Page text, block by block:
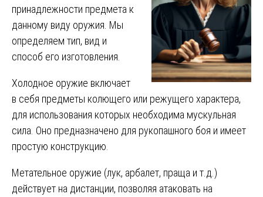
принадлежности предмета к
данному виду оружия. Мы
определяем тип, вид и
способ его изготовления.
Холодное оружие включает
в себя предметы колющего или режущего характера,
для использования которых необходима мускульная
сила. Оно предназначено для рукопашного боя и имеет
простую конструкцию.
Метательное оружие (лук, арбалет, праща и т.д.)
действует на дистанции, позволяя атаковать на